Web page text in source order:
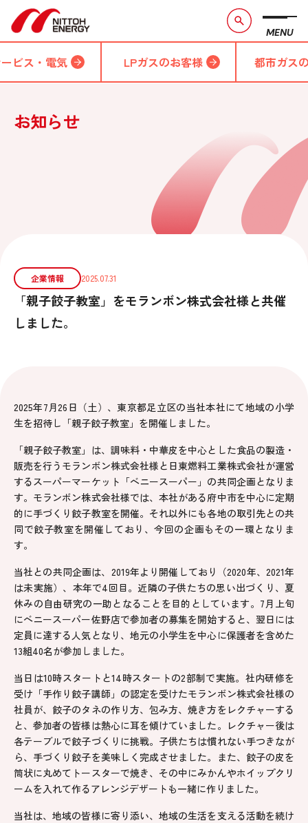
MENU
ビス・電気 LPガスのお客様 都市ガス
お知らせ
企業情報 2025.07.31
「親子餃子教室」をモランボン株式会社様と共催
しました。
2025年7月26日（土）、東京都足立区の当社本社にて地域の小学
生を招待し「親子餃子教室」を開催しました。
「親子餃子教室」は、調味料・中華皮を中心とした食品の製造・
販売を行うモランボン株式会社様と日東燃料工業株式会社が運営
するスーパーマーケット「ベニースーパー」の共同企画となりま
す。モランボン株式会社様では、本社がある府中市を中心に定期
的に手づくり餃子教室を開催。それ以外にも各地の取引先との共
同で餃子教室を開催しており、今回の企画もその一環となりま
す。
当社との共同企画は、2019年より開催しており（2020年、2021年
は未実施）、本年で4回目。近隣の子供たちの思い出づくり、夏
休みの自由研究の一助となることを目的としています。7月上旬
にベニースーパー佐野店で参加者の募集を開始すると、翌日には
定員に達する人気となり、地元の小学生を中心に保護者を含めた
13組40名が参加しました。
当日は10時スタートと14時スタートの2部制で実施。社内研修を
受け「手作り餃子講師」の認定を受けたモランボン株式会社様の
社員が、餃子のタネの作り方、包み方、焼き方をレクチャーする
と、参加者の皆様は熱心に耳を傾けていました。レクチャー後は
各テーブルで餃子づくりに挑戦。子供たちは慣れない手つきなが
ら、手づくり餃子を美味しく完成させました。また、餃子の皮を
筒状に丸めてトースターで焼き、その中にみかんやホイップクリ
ームを入れて作るアレンジデザートも一緒に作りました。
当社は、地域の皆様に寄り添い、地域の生活を支える活動を続け